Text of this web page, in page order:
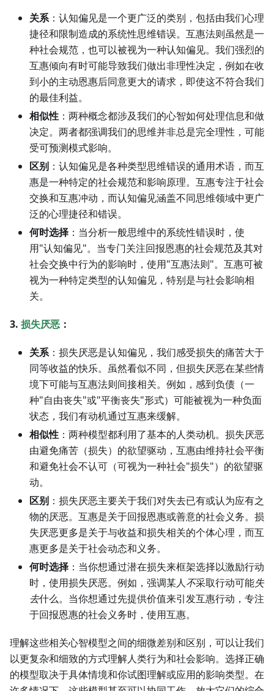
关系：认知偏见是一个更广泛的类别，包括由我们心理
捷径和限制造成的系统性思维错误。互惠法则虽然是一
种社会规范，也可以被视为一种认知偏见。我们强烈的
互惠倾向有时可能导致我们做出非理性决定，例如在收
到小的主动恩惠后同意更大的请求，即使这不符合我们
的最佳利益。
相似性 ：两种概念都涉及我们的心智如何处理信息和做
决定。两者都强调我们的思维并非总是完全理性，可能
受可预测模式影响。
区别 ：认知偏见是各种类型思维错误的通用术语，而互
惠是一种特定的社会规范和影响原理。互惠专注于社会
交换和互惠冲动，而认知偏见涵盖不同思维领域中更广
泛的心理捷径和错误。
何时选择 ：当分析一般思维中的系统性错误时，使
用"认知偏见"。当专门关注回报恩惠的社会规范及其对
社会交换中行为的影响时，使用"互惠法则"。互惠可被
视为一种特定类型的认知偏见，特别是与社会影响相
关。
3. 损失厌恶 ：
关系：损失厌恶是认知偏见，我们感受损失的痛苦大于
同等收益的快乐。虽然看似不同，但损失厌恶在某些情
境下可能与互惠法则间接相关。例如，感到负债（一
种"自由丧失"或"平衡丧失"形式）可能被视为一种负面
状态，我们有动机通过互惠来缓解。
相似性 ：两种模型都利用了基本的人类动机。损失厌恶
由避免痛苦（损失）的欲望驱动，互惠由维持社会平衡
和避免社会不认可（可视为一种社会"损失"）的欲望驱
动。
区别 ：损失厌恶主要关于我们对失去已有或认为应有之
物的厌恶。互惠是关于回报恩惠或善意的社会义务。损
失厌恶更多是关于与收益和损失相关的个体心理，而互
惠更多是关于社会动态和义务。
何时选择 ：当你想通过潜在损失来框架选择以激励行动
时，使用损失厌恶。例如，强调某人不采取行动可能失
去什么。当你想通过先提供价值来引发互惠行动，专注
于回报恩惠的社会义务时，使用互惠。
理解这些相关心智模型之间的细微差别和区别，可以让我们
以更复杂和细致的方式理解人类行为和社会影响。选择正确
的模型取决于具体情境和你试图理解或应用的影响类型。在